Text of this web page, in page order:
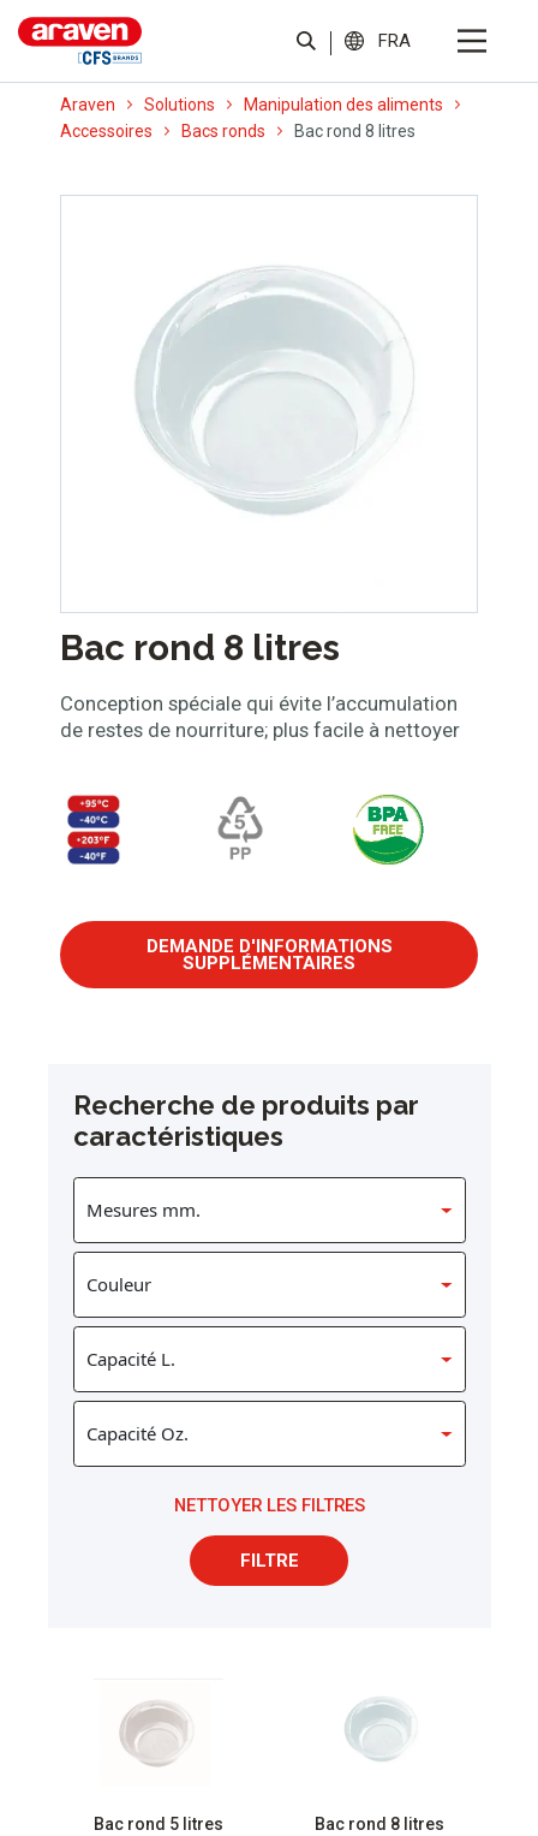
FRA
Araven Solutions
Manipulation des aliments
Accessoires
Bacs ronds Bac rond 8 litres
Bac rond 8 litres
Conception spéciale qui évite l’accumulation
de restes de nourriture; plus facile à nettoyer
DEMANDE D'INFORMATIONS
SUPPLÉMENTAIRES
Recherche de produits par
caractéristiques
NETTOYER LES FILTRES
FILTRE
Bac rond 5 litres Bac rond 8 litres